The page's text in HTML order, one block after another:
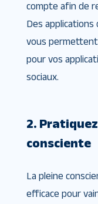
compte afin de
Des applications
vous
pour vos
sociaux.
2.
consciente
La pleine
efficace pour